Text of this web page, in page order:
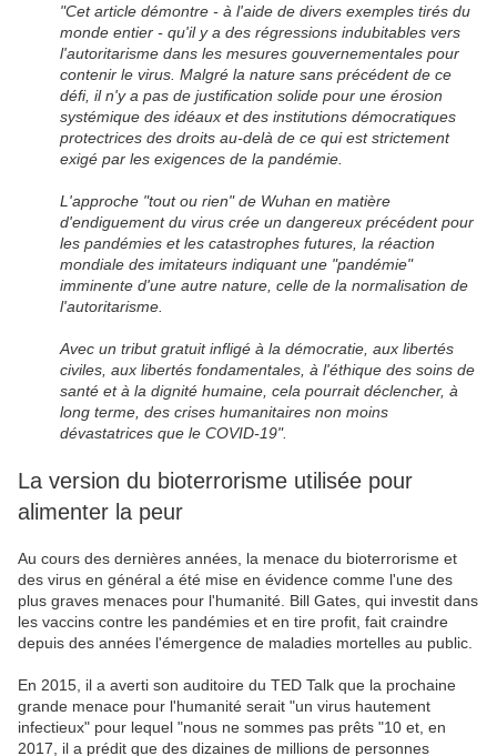
"Cet article démontre - à l'aide de divers exemples tirés du
monde entier - qu'il y a des régressions indubitables vers
l'autoritarisme dans les mesures gouvernementales pour
contenir le virus. Malgré la nature sans précédent de ce
défi, il n'y a pas de justification solide pour une érosion
systémique des idéaux et des institutions démocratiques
protectrices des droits au-delà de ce qui est strictement
exigé par les exigences de la pandémie.
L'approche "tout ou rien" de Wuhan en matière
d'endiguement du virus crée un dangereux précédent pour
les pandémies et les catastrophes futures, la réaction
mondiale des imitateurs indiquant une "pandémie"
imminente d'une autre nature, celle de la normalisation de
l'autoritarisme.
Avec un tribut gratuit infligé à la démocratie, aux libertés
civiles, aux libertés fondamentales, à l'éthique des soins de
santé et à la dignité humaine, cela pourrait déclencher, à
long terme, des crises humanitaires non moins
dévastatrices que le COVID-19".
La version du bioterrorisme utilisée pour
alimenter la peur
Au cours des dernières années, la menace du bioterrorisme et
des virus en général a été mise en évidence comme l'une des
plus graves menaces pour l'humanité. Bill Gates, qui investit dans
les vaccins contre les pandémies et en tire profit, fait craindre
depuis des années l'émergence de maladies mortelles au public.
En 2015, il a averti son auditoire du TED Talk que la prochaine
grande menace pour l'humanité serait "un virus hautement
infectieux" pour lequel "nous ne sommes pas prêts "10 et, en
2017, il a prédit que des dizaines de millions de personnes